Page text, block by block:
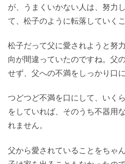
が、うまくいかない人は、努力
て、松子のように転落していく
松子だって父に愛されようと努
向が間違っていたのですね。父
せず、父への不満をしっかり口
つどつど不満を口にして、いく
をしていれば、そのうち不器用
れません。
父から愛されていることをちゃ